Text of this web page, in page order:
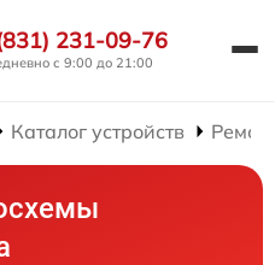
231-09-76
с 9:00 до 21:00
Каталог устройств